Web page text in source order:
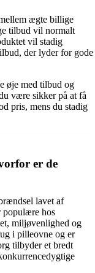
ægte billige
tilbud vil normalt
vil stadig
der lyder for gode
øje med tilbud og
være sikker på at få
pris, mens du stadig
er de
lavet af
populære hos
miljøvenlighed og
i pilleovne og er
tilbyder et bredt